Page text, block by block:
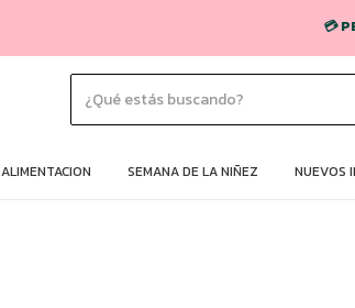
💳
ALIMENTACION SEMANA DE LA NIÑEZ NUEVOS